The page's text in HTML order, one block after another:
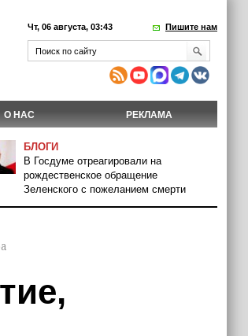
Чт, 06 августа, 03:43 Пишите нам
О НАС РЕКЛАМА
БЛОГИ
В Госдуме отреагировали на
рождественское обращение
Зеленского с пожеланием смерти